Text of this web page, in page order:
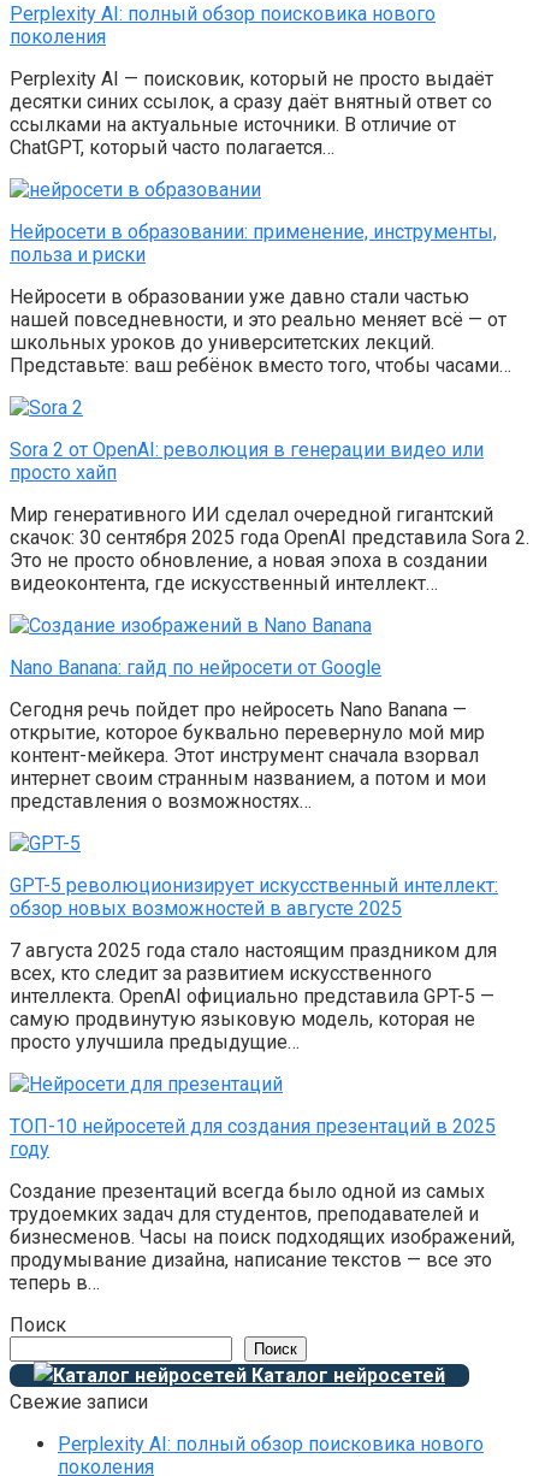
Perplexity AI: полный обзор поисковика нового
поколения
Perplexity AI — поисковик, который не просто выдаёт
десятки синих ссылок, а сразу даёт внятный ответ со
ссылками на актуальные источники. В отличие от
ChatGPT, который часто полагается…
Нейросети в образовании: применение, инструменты,
польза и риски
Нейросети в образовании уже давно стали частью
нашей повседневности, и это реально меняет всё — от
школьных уроков до университетских лекций.
Представьте: ваш ребёнок вместо того, чтобы часами…
Sora 2 от OpenAI: революция в генерации видео или
просто хайп
Мир генеративного ИИ сделал очередной гигантский
скачок: 30 сентября 2025 года OpenAI представила Sora 2.
Это не просто обновление, а новая эпоха в создании
видеоконтента, где искусственный интеллект…
Nano Banana: гайд по нейросети от Google
Сегодня речь пойдет про нейросеть Nano Banana —
открытие, которое буквально перевернуло мой мир
контент-мейкера. Этот инструмент сначала взорвал
интернет своим странным названием, а потом и мои
представления о возможностях…
GPT-5 революционизирует искусственный интеллект:
обзор новых возможностей в августе 2025
7 августа 2025 года стало настоящим праздником для
всех, кто следит за развитием искусственного
интеллекта. OpenAI официально представила GPT-5 —
самую продвинутую языковую модель, которая не
просто улучшила предыдущие…
ТОП-10 нейросетей для создания презентаций в 2025
году
Создание презентаций всегда было одной из самых
трудоемких задач для студентов, преподавателей и
бизнесменов. Часы на поиск подходящих изображений,
продумывание дизайна, написание текстов — все это
теперь в…
Поиск
Поиск
Каталог нейросетей
Свежие записи
Perplexity AI: полный обзор поисковика нового
поколения